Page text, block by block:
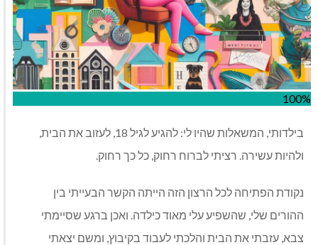
100%
בילדותי, המשאלות שהיו לי: להגיע לגיל לעזוב את הבית,
ולהיות עשירה. רציתי לברוח רחוק, כל כך רחוק.
נקודת הפתיחה לכל הרצון הזה הייתה הקשר הבעייתי בין
ההורים שלי, שהשפיע עלי מאוד כילדה. ואכן ברגע שסיימתי
צבא, עזבתי את הבית והלכתי לעבוד בקיבוץ, ומשם יצאתי